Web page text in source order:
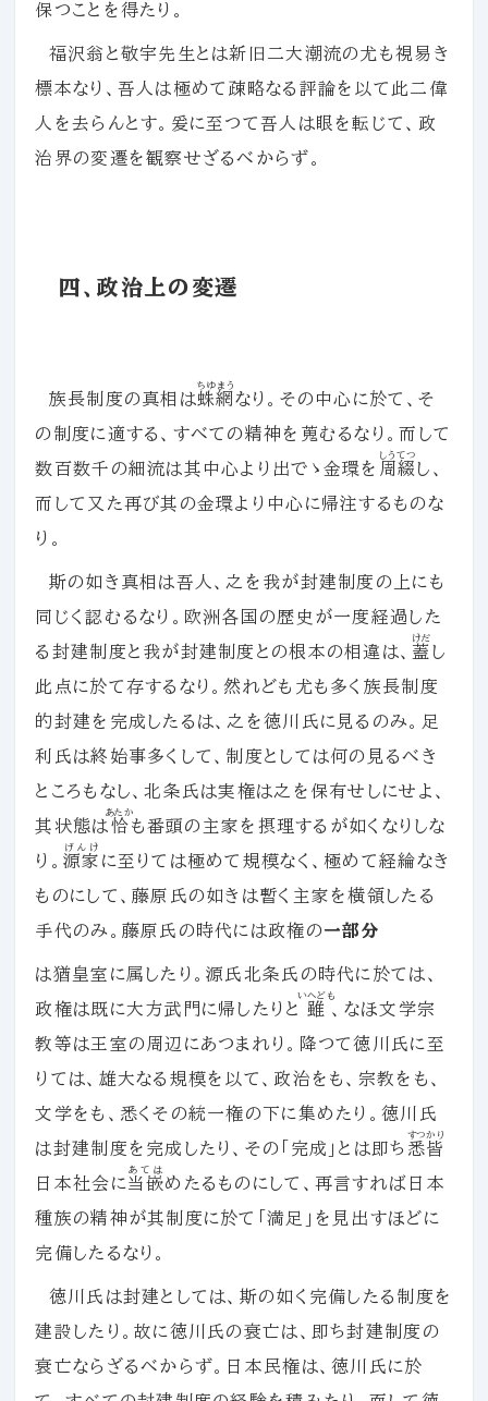
保つことを得たり。
福沢翁と敬宇先生とは新旧二大潮流の尤も視易き
標本なり、吾人は極めて疎略なる評論を以て此二偉
人を去らんとす。爰に至つて吾人は眼を転じて、政
治界の変遷を観察せざるべからず。
四、政治上の変遷
族長制度の真相は蛛網
ちゆまう
なり。その中心に於て、そ
の制度に適する、すべての精神を蒐むるなり。而して
数百数千の細流は其中心より出でゝ金環を 周綴
しうてつ
し、
而して又た再び其の金環より中心に帰注するものな
り。
斯の如き真相は吾人、之を我が封建制度の上にも
同じく認むるなり。欧洲各国の歴史が一度経過した
る封建制度と我が封建制度との根本の相違は、 蓋
けだ
し
此点に於て存するなり。然れども尤も多く族長制度
的封建を完成したるは、之を徳川氏に見るのみ。足
利氏は終始事多くして、制度としては何の見るべき
ところもなし、北条氏は実権は之を保有せしにせよ、
其状態は 恰
あたか
も番頭の主家を摂理するが如くなりしな
り。 源家
げんけ
に至りては極めて規模なく、極めて経綸なき
ものにして、藤原氏の如きは暫く主家を横領したる
手代のみ。藤原氏の時代には政権の一部分
は猶皇室に属したり。源氏北条氏の時代に於ては、
政権は既に大方武門に帰したりと
雖
いへども
、なほ文学宗
教等は王室の周辺にあつまれり。降つて徳川氏に至
りては、雄大なる規模を以て、政治をも、宗教をも、
文学をも、悉くその統一権の下に集めたり。徳川氏
は封建制度を完成したり、その「完成」とは即ち 悉皆
すつかり
日本社会に当嵌
あては
めたるものにして、再言すれば日本
種族の精神が其制度に於て「満足」を見出すほどに
完備したるなり。
徳川氏は封建としては、斯の如く完備したる制度を
建設したり。故に徳川氏の衰亡は、即ち封建制度の
衰亡ならざるべからず。日本民権は、徳川氏に於